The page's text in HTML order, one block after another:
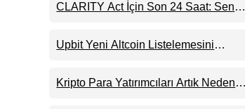
CLARITY Act İçin Son 24 Saat: Senato
Beklentisini Bozabilir
Upbit Yeni Altcoin Listelemesini
Paritelerinde İşlem Görecek
Kripto Para Yatırımcıları Artık Neden